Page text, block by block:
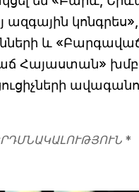
և
Հայաստան»
*